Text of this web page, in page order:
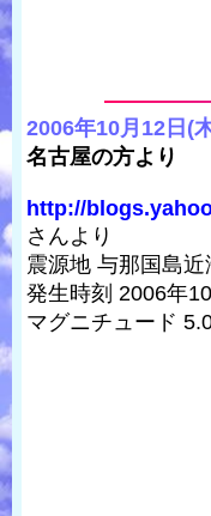
2006年10月12日(
名古屋の方より
http://
さんより
震源地 与那国島
発生時刻 2006年
マグニチュード